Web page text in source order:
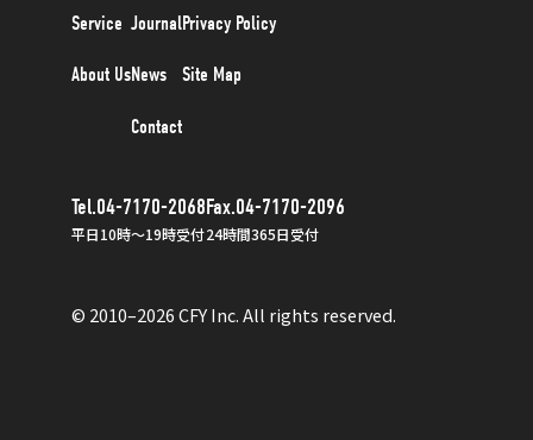
© 2010–2026 CFY Inc. All rights reserved.
Service
About Us
Journal
News
Contact
Privacy Policy
Site Map
Tel.04-7170-2068
平日10時〜19時受付
Fax.04-7170-2096
24時間365日受付